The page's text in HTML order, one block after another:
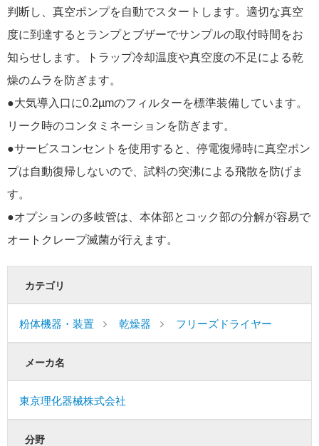
判断し、真空ポンプを自動でスタートします。適切な真空
度に到達するとランプとブザーでサンプルの取付時間をお
知らせします。トラップ冷却温度や真空度の不足による乾
燥のムラを防ぎます。
●大気導入口に0.2µmのフィルターを標準装備しています。
リーク時のコンタミネーションを防ぎます。
●サービスコンセントを使用すると、停電復帰時に真空ポン
プは自動復帰しないので、試料の突沸による飛散を防げま
す。
●オプションの多岐管は、本体部とコック部の分解が容易で
オートクレープ滅菌が行えます。
カテゴリ
粉体機器・装置 乾燥器 フリーズドライヤー
メーカ名
東京理化器械株式会社
分野